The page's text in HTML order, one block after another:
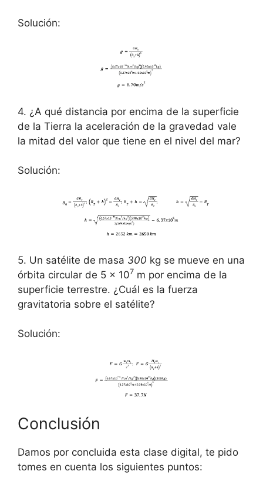
Solución:
4. ¿A qué distancia por encima de la superficie
de la Tierra la aceleración de la gravedad vale
la mitad del valor que tiene en el nivel del mar?
Solución:
5. Un satélite de masa 300 kg se mueve en una
órbita circular de 5 x 107 m por encima de la
superficie terrestre. ¿Cuál es la fuerza
gravitatoria sobre el satélite?
Solución:
Conclusión
Damos por concluida esta clase digital, te pido
tomes en cuenta los siguientes puntos: